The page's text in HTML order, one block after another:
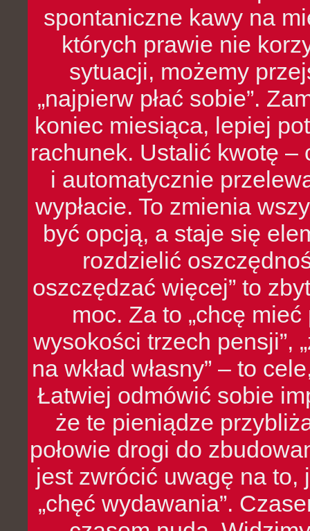
spontaniczne kawy na
których prawie nie
sytuacji, możemy
„najpierw płać sobie”.
koniec miesiąca, lepiej
rachunek. Ustalić kwotę
i automatycznie
wypłacie. To zmienia
być opcją, a staje się
rozdzielić
oszczędzać więcej” to
moc. Za to „chcę
wysokości trzech pensji”,
na wkład własny” – to
Łatwiej odmówić sobie
że te pieniądze
połowie drogi do
jest zwrócić uwagę na to,
„chęć wydawania”.